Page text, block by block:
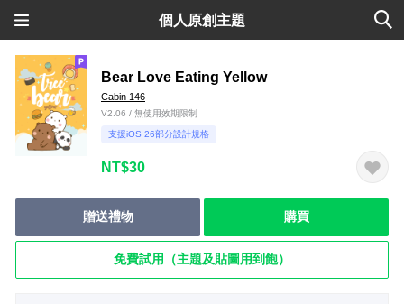
個人原創主題
Bear Love Eating Yellow
Cabin 146
V2.06 / 無使用效期限制
支援iOS 26部分設計規格
NT$30
贈送禮物 購買
免費試用（主題及貼圖用到飽）